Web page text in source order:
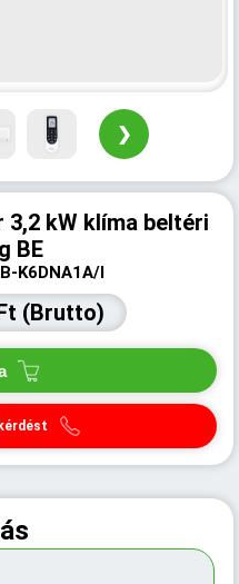
❯
3,2 kW klíma beltéri
BE
K6DNA1A/I
(Brutto)